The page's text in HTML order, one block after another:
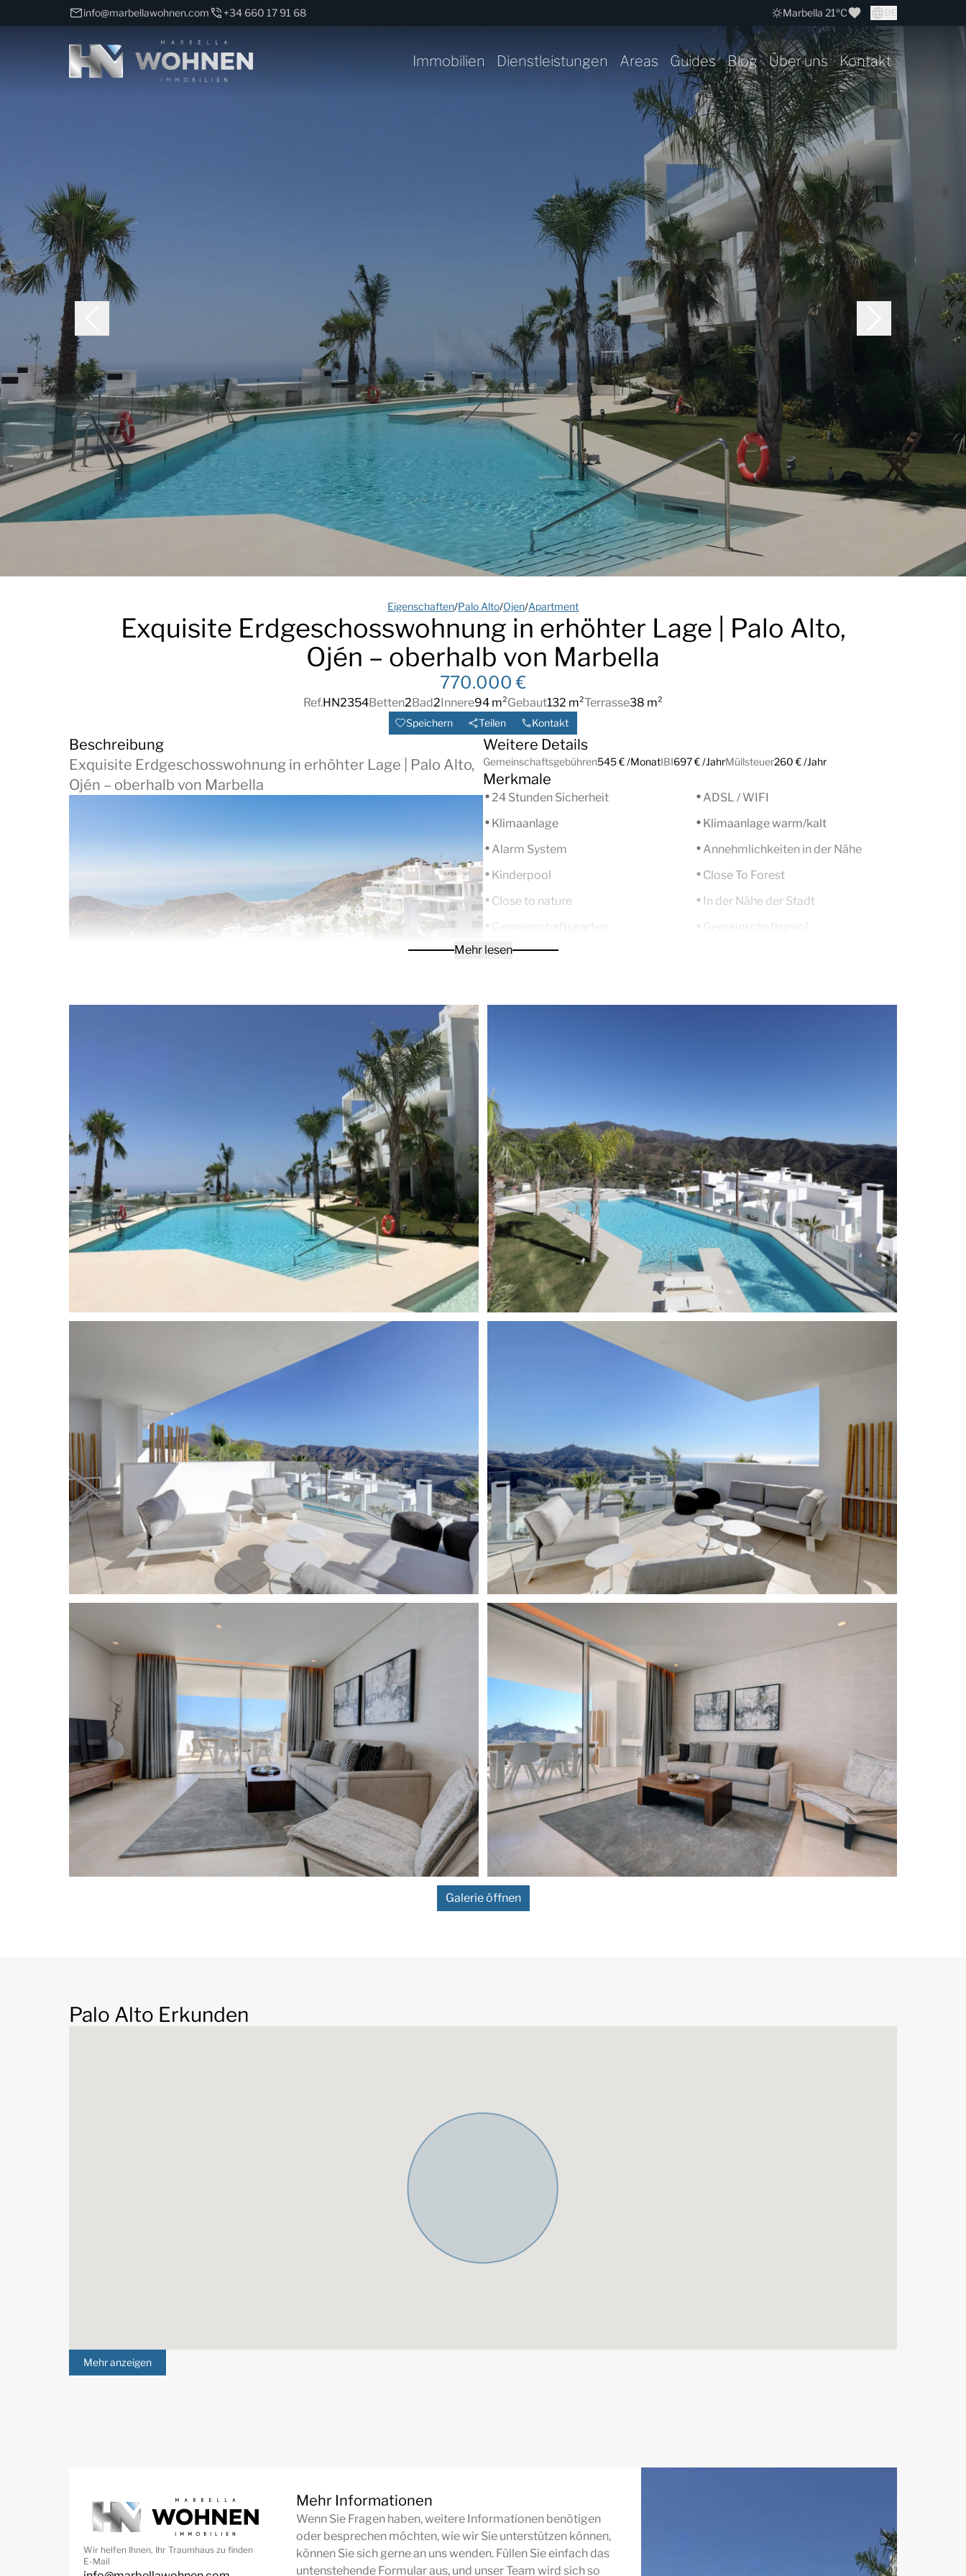
info@marbellawohnen.com +34 660 17 91 68 Marbella 21ºC DE
Immobilien Dienstleistungen Areas Guides Blog Über uns Kontakt
Eigenschaften/Palo Alto/Ojen/Apartment
Exquisite Erdgeschosswohnung in erhöhter Lage | Palo Alto,
Ojén – oberhalb von Marbella
770.000 €
Ref.HN2354Betten2Bad2Innere94 m²Gebaut132 m²Terrasse38 m²
Speichern Teilen Kontakt
Beschreibung
Exquisite Erdgeschosswohnung in erhöhter Lage | Palo Alto,
Ojén – oberhalb von Marbella
Diese exquisite Erdgeschosswohnung befindet sich in der exklusiven,
bewachten Wohnanlage Palo Alto, eingebettet in die Hügel von Ojén, oberhalb
von Marbella. Hier trifft moderner Luxus auf unberührte Natur. Umgeben von
Panoramablicken auf die Berge und mediterranem Grün bietet das Anwesen
ein Höchstmaß an Privatsphäre, Ruhe und gehobenem Wohnkomfort – und
das nur wenige Minuten vom pulsierenden Leben Marbellas entfernt.
Die Wohnung verfügt über zwei elegant eingerichtete Schlafzimmer und zwei
luxuriöse Badezimmer, beide mit ebenerdiger Dusche und Fußbodenheizung.
Die Master-Suite ist eine private Oase mit direktem Zugang zur großzügigen
Terrasse und einem eleganten Badezimmer en suite. Ein zweites Schlafzimmer
und ein Gästebad bieten ebenso stilvolle Unterkünfte für Familie oder
Besucher.
Der offene Wohn- und Essbereich ist lichtdurchflutet und geht fließend in eine
maßgefertigte, voll ausgestattete Designerküche über – ein Konzept für
nahtloses, modernes Wohnen. Bodentiefe Glastüren öffnen sich zu einer
großzügigen Terrasse und schaffen ein außergewöhnliches Wohngefühl, das
Innen- und Außenbereich harmonisch verbindet. Von hier aus genießt man
einen atemberaubenden Panoramablick über die Berge, den Swimmingpool
und die umliegende Naturlandschaft – ein wahrhaft erhabener Ort der Ruhe
Die Residenz wurde nach höchsten modernen Standards gestaltet und
besticht durch anspruchsvolle Architektur, hochwertige Materialien und Liebe
zum Detail. Ein privater Tiefgaragenstellplatz und ein separater Abstellraum
runden das Angebot ab und garantieren so Komfort und Bequemlichkeit.
Die Bewohner von Palo Alto profitieren von einem unvergleichlichen Lifestyle-
Angebot, darunter ein exklusives Clubhaus mit beheiztem Innenpool,
hochmodernem Fitnessstudio, Spa- und Wellnessbereich sowie einem
eleganten Co-Working-Bereich. Trotz der ruhigen Hanglage bietet das
Apartment eine hervorragende Anbindung: Das Einkaufszentrum La Cañada
ist nur fünf Autominuten entfernt, und die Strände, Beachclubs und die
Mittelmeerküste von Marbella sind in zehn Minuten erreichbar.
Eine seltene Gelegenheit, eine elegante, moderne Residenz in einer der
begehrtesten Wohnanlagen Südspaniens zu erwerben – wo Privatsphäre,
Panoramablick und müheloser Zugang zu Marbella einen wahrhaft gehobenen
Palo Alto Marbellaliegt im Herzen der andalusischen Hügel und ist ein ruhiger
Zufluchtsort, der eine harmonische Mischung aus natürlicher Schönheit und
modernem Luxus bietet. Diese exklusive Enklave ist perfekt gelegen und
Clubs bekannt ist. Für Familien gibt es in der Gegend einige der
renommiertesten internationalen Schulen der Region, wie die Swans
Weitere Details
Gemeinschaftsgebühren545 € /MonatIBI697 € /JahrMüllsteuer260 € /Jahr
Merkmale
24 Stunden Sicherheit
ADSL / WIFI
Klimaanlage
Klimaanlage warm/kalt
Alarm System
Annehmlichkeiten in der Nähe
Kinderpool
Close To Forest
Close to nature
In der Nähe der Stadt
Gemeinschaftsgarten
Gemeinschaftspool
Communal Suna
Elektrische Jalousien
Aufzug
Gym
Internet - Wi-Fi
Aufzug
Luxus
Marmorboden
Berg Blick
Bergseite
Neubau Projekte
Offene Küche
Panoramablick
Meerblick
Security
Security service 24h
Süd
Tennisplatz
Fussbodenheizung in den Bädern
Urbanization
Hauswirtschaftsraum
Mehr lesen
Galerie öffnen
Palo Alto Erkunden
Mehr anzeigen
Wir helfen Ihnen, Ihr Traumhaus zu finden
E-Mail
Mehr Informationen
Wenn Sie Fragen haben, weitere Informationen benötigen
oder besprechen möchten, wie wir Sie unterstützen können,
können Sie sich gerne an uns wenden. Füllen Sie einfach das
untenstehende Formular aus, und unser Team wird sich so